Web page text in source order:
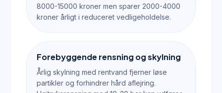
8000-15000 kroner men sparer 2000-4000
kroner årligt i reduceret vedligeholdelse.
Forebyggende rensning og skylning
Årlig skylning med rentvand fjerner løse
partikler og forhindrer hård aflejring.